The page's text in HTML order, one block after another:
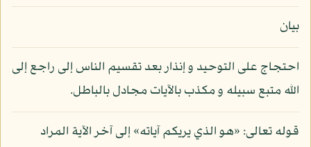
بيان
احتجاج على التوحيد و إنذار بعد تقسيم الناس إلى راجع إلى
الله متبع سبيله و مكذب بالآيات مجادل بالباطل.
قوله تعالى: «هو الذي يريكم آياته» إلى آخر الآية المراد